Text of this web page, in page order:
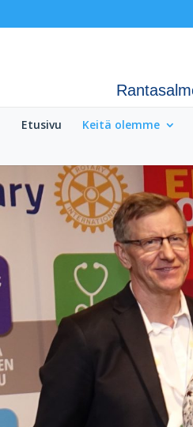
Etusivu Keitä olemme